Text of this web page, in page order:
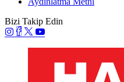
Bizi Takip Edin